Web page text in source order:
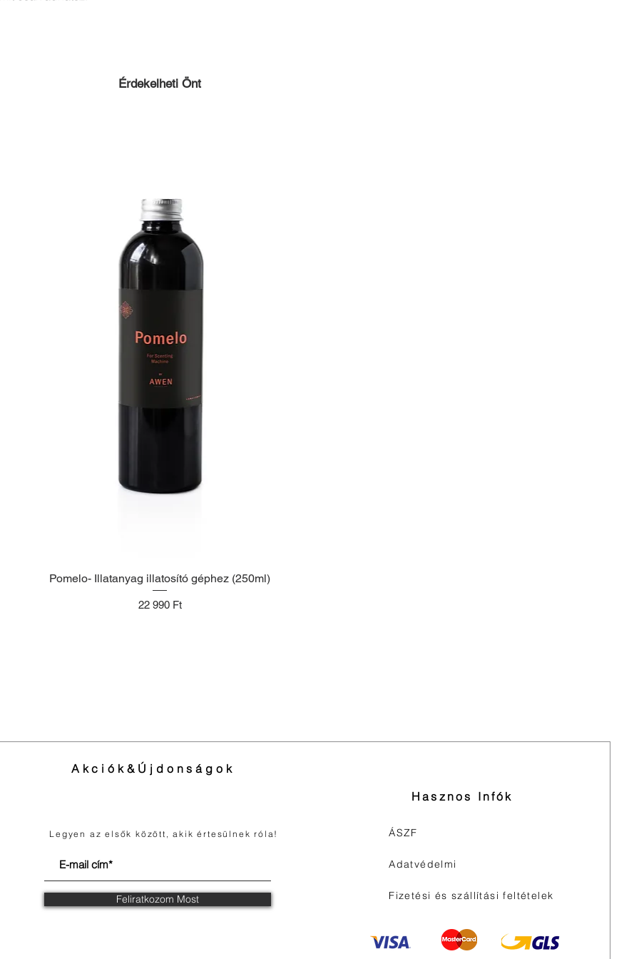
Érdekelheti Önt
Pomelo- Illatanyag illatosító géphez (250ml)
Ár
22 990 Ft
Akciók&Újdonságok
Legyen az elsők között, akik értesülnek róla!
Feliratkozom Most
Hasznos Infók
ÁSZF
Adatvédelmi
Fizetési és szállítási feltételek